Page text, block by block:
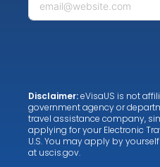
Disclaimer:eVisaUS is not
government agency or
travel assistance company,
applying for your Electronic
U.S. You may apply by
at uscis.gov.